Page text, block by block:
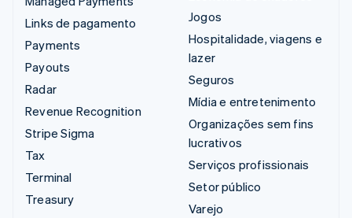
Links de pagamento
Payments
Payouts
Radar
Revenue Recognition
Stripe Sigma
Tax
Terminal
Treasury
Jogos
Hospitalidade, viagens e
lazer
Seguros
Mídia e entretenimento
Organizações sem fins
lucrativos
Serviços profissionais
Setor público
Varejo